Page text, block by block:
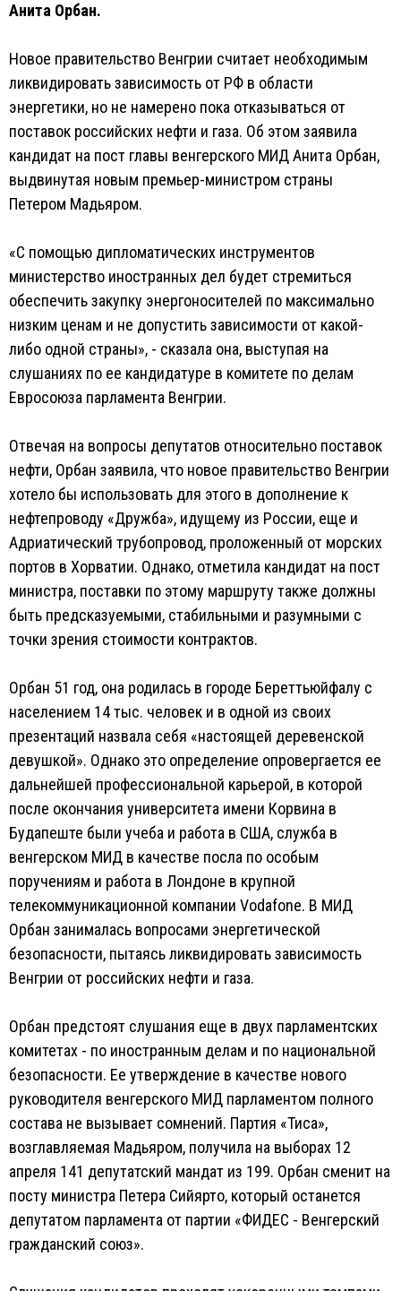
Анита Орбан.
Новое правительство Венгрии считает необходимым
ликвидировать зависимость от РФ в области
энергетики, но не намерено пока отказываться от
поставок российских нефти и газа. Об этом заявила
кандидат на пост главы венгерского МИД Анита Орбан,
выдвинутая новым премьер-министром страны
Петером Мадьяром.
«С помощью дипломатических инструментов
министерство иностранных дел будет стремиться
обеспечить закупку энергоносителей по максимально
низким ценам и не допустить зависимости от какой-
либо одной страны», - сказала она, выступая на
слушаниях по ее кандидатуре в комитете по делам
Евросоюза парламента Венгрии.
Отвечая на вопросы депутатов относительно поставок
нефти, Орбан заявила, что новое правительство Венгрии
хотело бы использовать для этого в дополнение к
нефтепроводу «Дружба», идущему из России, еще и
Адриатический трубопровод, проложенный от морских
портов в Хорватии. Однако, отметила кандидат на пост
министра, поставки по этому маршруту также должны
быть предсказуемыми, стабильными и разумными с
точки зрения стоимости контрактов.
Орбан 51 год, она родилась в городе Береттьюйфалу с
населением 14 тыс. человек и в одной из своих
презентаций назвала себя «настоящей деревенской
девушкой». Однако это определение опровергается ее
дальнейшей профессиональной карьерой, в которой
после окончания университета имени Корвина в
Будапеште были учеба и работа в США, служба в
венгерском МИД в качестве посла по особым
поручениям и работа в Лондоне в крупной
телекоммуникационной компании Vodafone. В МИД
Орбан занималась вопросами энергетической
безопасности, пытаясь ликвидировать зависимость
Венгрии от российских нефти и газа.
Орбан предстоят слушания еще в двух парламентских
комитетах - по иностранным делам и по национальной
безопасности. Ее утверждение в качестве нового
руководителя венгерского МИД парламентом полного
состава не вызывает сомнений. Партия «Тиса»,
возглавляемая Мадьяром, получила на выборах 12
апреля 141 депутатский мандат из 199. Орбан сменит на
посту министра Петера Сийярто, который останется
депутатом парламента от партии «ФИДЕС - Венгерский
гражданский союз».